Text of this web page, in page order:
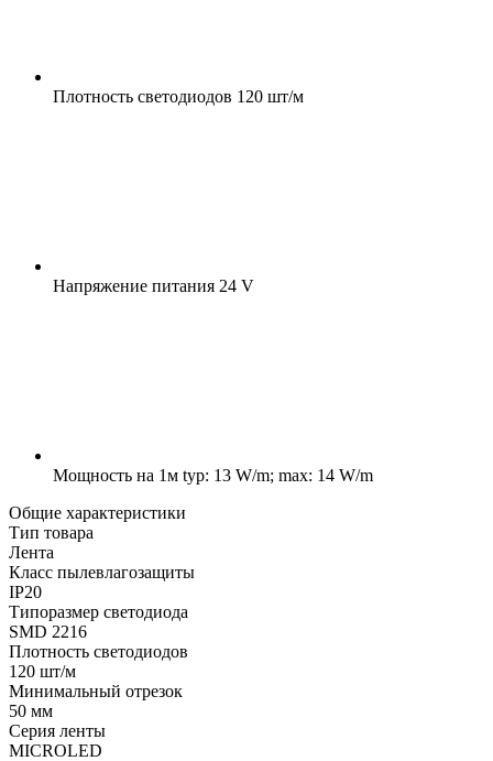
Плотность светодиодов 120 шт/м
Напряжение питания 24 V
Мощность на 1м typ: 13 W/m; max: 14 W/m
Общие характеристики
Тип товара
Лента
Класс пылевлагозащиты
IP20
Типоразмер светодиода
SMD 2216
Плотность светодиодов
120 шт/м
Минимальный отрезок
50 мм
Серия ленты
MICROLED